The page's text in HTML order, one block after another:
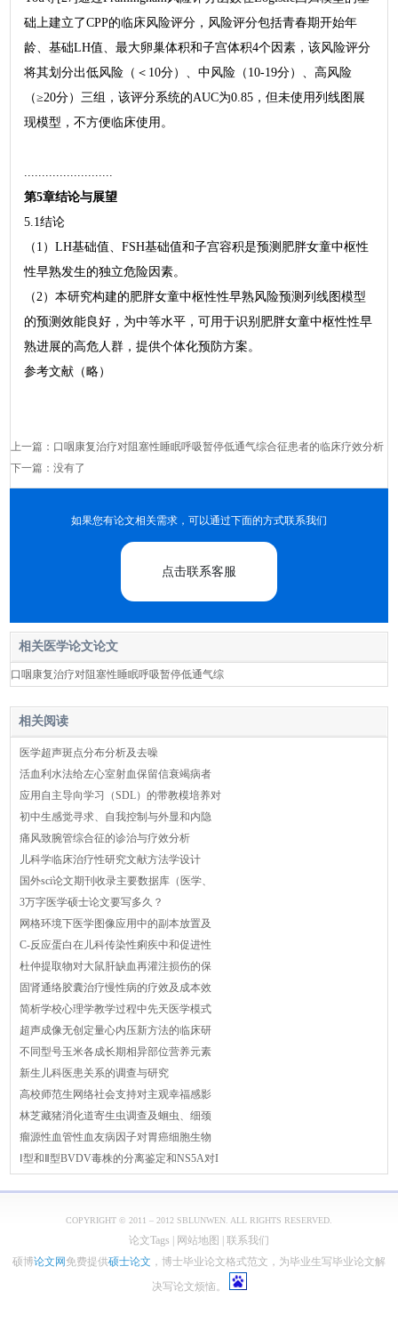
础上建立了CPP的临床风险评分，风险评分包括青春期开始年
龄、基础LH值、最大卵巢体积和子宫体积4个因素，该风险评分
将其划分出低风险（＜10分）、中风险（10-19分）、高风险
（≥20分）三组，该评分系统的AUC为0.85，但未使用列线图展
现模型，不方便临床使用。
第5章结论与展望
5.1结论
（1）LH基础值、FSH基础值和子宫容积是预测肥胖女童中枢性
性早熟发生的独立危险因素。
（2）本研究构建的肥胖女童中枢性性早熟风险预测列线图模型
的预测效能良好，为中等水平，可用于识别肥胖女童中枢性性早
熟进展的高危人群，提供个体化预防方案。
参考文献（略）
上一篇： 口咽康复治疗对阻塞性睡眠呼吸暂停低通气综合征患者的临床疗效分析
下一篇：没有了
如果您有论文相关需求，可以通过下面的方式联系我们
点击联系客服
相关医学论文论文
口咽康复治疗对阻塞性睡眠呼吸暂停低通气综
相关阅读
医学超声斑点分布分析及去噪
活血利水法给左心室射血保留信衰竭病者
应用自主导向学习（SDL）的带教模培养对
初中生感觉寻求、自我控制与外显和内隐
痛风致腕管综合征的诊治与疗效分析
儿科学临床治疗性研究文献方法学设计
国外sci论文期刊收录主要数据库（医学、
3万字医学硕士论文要写多久？
网格环境下医学图像应用中的副本放置及
C-反应蛋白在儿科传染性痢疾中和促进性
杜仲提取物对大鼠肝缺血再灌注损伤的保
固肾通络胶囊治疗慢性病的疗效及成本效
简析学校心理学教学过程中先天医学模式
超声成像无创定量心内压新方法的临床研
不同型号玉米各成长期相异部位营养元素
新生儿科医患关系的调查与研究
高校师范生网络社会支持对主观幸福感影
林芝藏猪消化道寄生虫调查及蛔虫、细颈
瘤源性血管性血友病因子对胃癌细胞生物
Ⅰ型和Ⅱ型BVDV毒株的分离鉴定和NS5A对I
COPYRIGHT © 2011 – 2012 SBLUNWEN. ALL RIGHTS RESERVED.
论文Tags 网站地图
联系我们
硕博论文网 免费提供硕士论文 ，博士毕业论文格式范文，为毕业生写毕业论文解
决写论文烦恼。